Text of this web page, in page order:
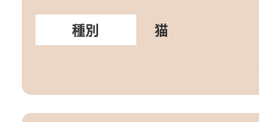
種別 猫